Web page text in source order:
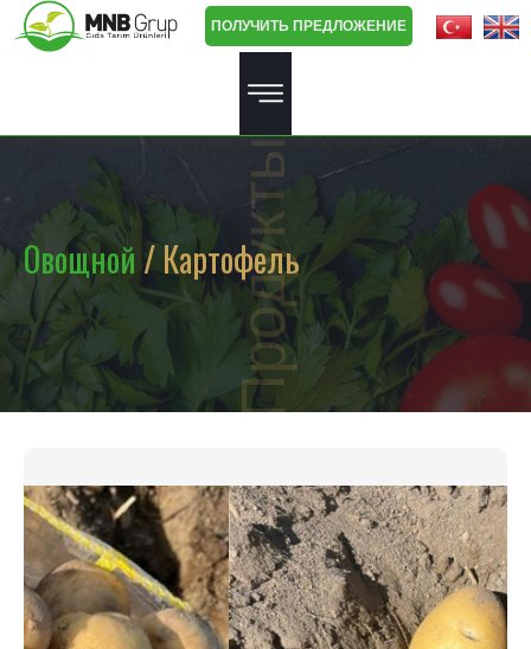
ПОЛУЧИТЬ ПРЕДЛОЖЕНИЕ
Продукты
Овощной / Картофель